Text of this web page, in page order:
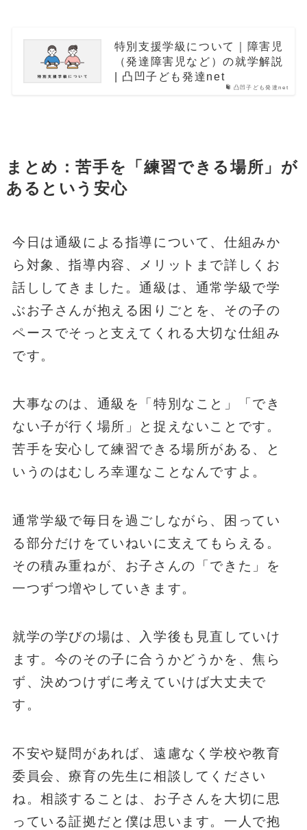
凸凹子ども発達net
特別支援学級について｜障害児
（発達障害児など）の就学解説
| 凸凹子ども発達net
まとめ：苦手を「練習できる場所」が
あるという安心
今日は通級による指導について、仕組みか
ら対象、指導内容、メリットまで詳しくお
話ししてきました。通級は、通常学級で学
ぶお子さんが抱える困りごとを、その子の
ペースでそっと支えてくれる大切な仕組み
です。
大事なのは、通級を「特別なこと」「でき
ない子が行く場所」と捉えないことです。
苦手を安心して練習できる場所がある、と
いうのはむしろ幸運なことなんですよ。
通常学級で毎日を過ごしながら、困ってい
る部分だけをていねいに支えてもらえる。
その積み重ねが、お子さんの「できた」を
一つずつ増やしていきます。
就学の学びの場は、入学後も見直していけ
ます。今のその子に合うかどうかを、焦ら
ず、決めつけずに考えていけば大丈夫で
す。
不安や疑問があれば、遠慮なく学校や教育
委員会、療育の先生に相談してください
ね。相談することは、お子さんを大切に思
っている証拠だと僕は思います。一人で抱